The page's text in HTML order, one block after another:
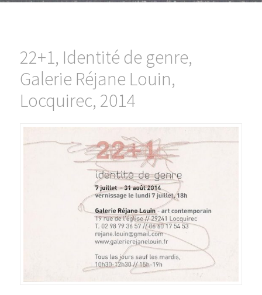
22+1, Identité de genre,
Galerie Réjane Louin,
Locquirec, 2014